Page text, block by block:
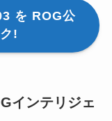
を ROG公
!
インテリジェ